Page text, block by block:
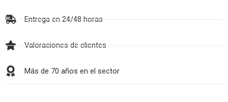
Entrega en 24/48 horas
Valoraciones de clientes
Más de 70 años en el sector